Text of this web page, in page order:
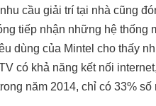
cầu giải trí tại nhà cũng
tiếp nhận những hệ
dùng của Mintel cho thấy
có khả năng kết nối
năm 2014, chỉ có 33%